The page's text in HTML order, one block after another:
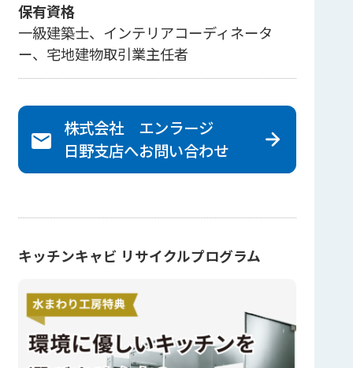
保有資格
一級建築士、インテリアコーディネータ
ー、宅地建物取引業主任者
株式会社 エンラージ
日野支店へお問い合わせ
キッチンキャビ リサイクルプログラム